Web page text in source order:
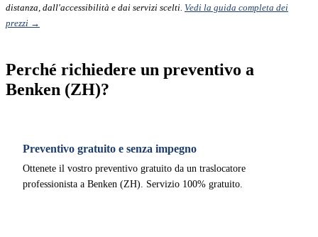
distanza, dall'accessibilità e dai servizi scelti. Vedi la guida completa dei
prezzi →
Perché richiedere un preventivo a
Benken (ZH)?
Preventivo gratuito e senza impegno
Ottenete il vostro preventivo gratuito da un traslocatore
professionista a Benken (ZH). Servizio 100% gratuito.